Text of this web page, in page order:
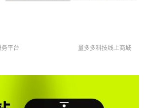
务平台 量多多科技线上商城